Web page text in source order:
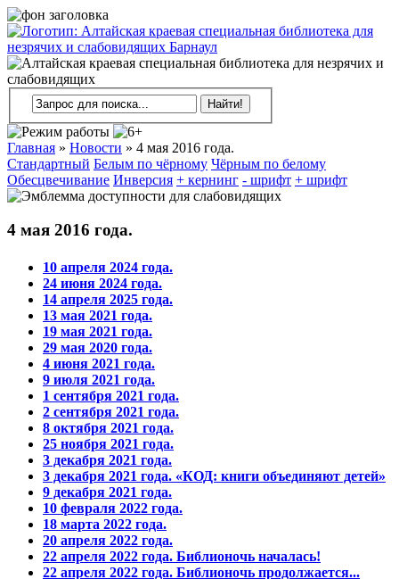
Главная » Новости » 4 мая 2016 года.
Стандартный Белым по чёрному Чёрным по белому
Обесцвечивание Инверсия + кернинг - шрифт + шрифт
4 мая 2016 года.
10 апреля 2024 года.
24 июня 2024 года.
14 апреля 2025 года.
13 мая 2021 года.
19 мая 2021 года.
29 мая 2020 года.
4 июня 2021 года.
9 июля 2021 года.
1 сентября 2021 года.
2 сентября 2021 года.
8 октября 2021 года.
25 ноября 2021 года.
3 декабря 2021 года.
3 декабря 2021 года. «КОД: книги объединяют детей»
9 декабря 2021 года.
10 февраля 2022 года.
18 марта 2022 года.
20 апреля 2022 года.
22 апреля 2022 года. Библионочь началась!
22 апреля 2022 года. Библионочь продолжается...